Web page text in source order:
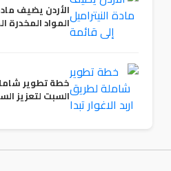
الأردن يضيف
المواد المخدرة
خطة تطوير
السبت لتعزيز